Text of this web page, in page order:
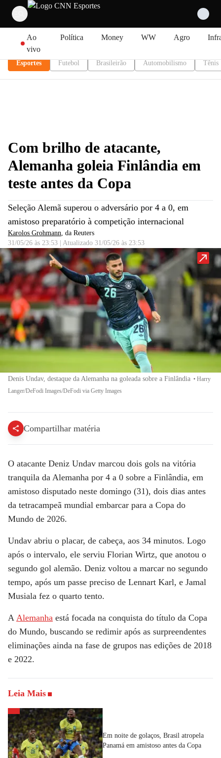
Ao
vivo
Política Money WW Agro
Esportes Futebol Brasileirão Automobilismo Tênis
Com brilho de atacante,
Alemanha goleia Finlândia em
teste antes da Copa
Seleção Alemã superou o adversário por 4 a 0, em
amistoso preparatório à competição internacional
Karolos Grohmann, da Reuters
31/05/26 às 23:53
Atualizado 31/05/26 às 23:53
Denis Undav, destaque da Alemanha na goleada sobre a Finlândia • Harry
Langer/DeFodi Images/DeFodi via Getty Images
Compartilhar matéria
O atacante Deniz Undav marcou dois gols na vitória
tranquila da Alemanha por 4 a 0 sobre a Finlândia, em
amistoso disputado neste domingo (31), dois dias antes
da tetracampeã mundial embarcar para a Copa do
Mundo de 2026.
Undav abriu o placar, de cabeça, aos 34 minutos. Logo
após o intervalo, ele serviu Florian Wirtz, que anotou o
segundo gol alemão. Deniz voltou a marcar no segundo
tempo, após um passe preciso de Lennart Karl, e Jamal
Musiala fez o quarto tento.
A Alemanha está focada na conquista do título da Copa
do Mundo, buscando se redimir após as surpreendentes
eliminações ainda na fase de grupos nas edições de 2018
e 2022.
Leia Mais
Em noite de golaços, Brasil atropela
Panamá em amistoso antes da Copa